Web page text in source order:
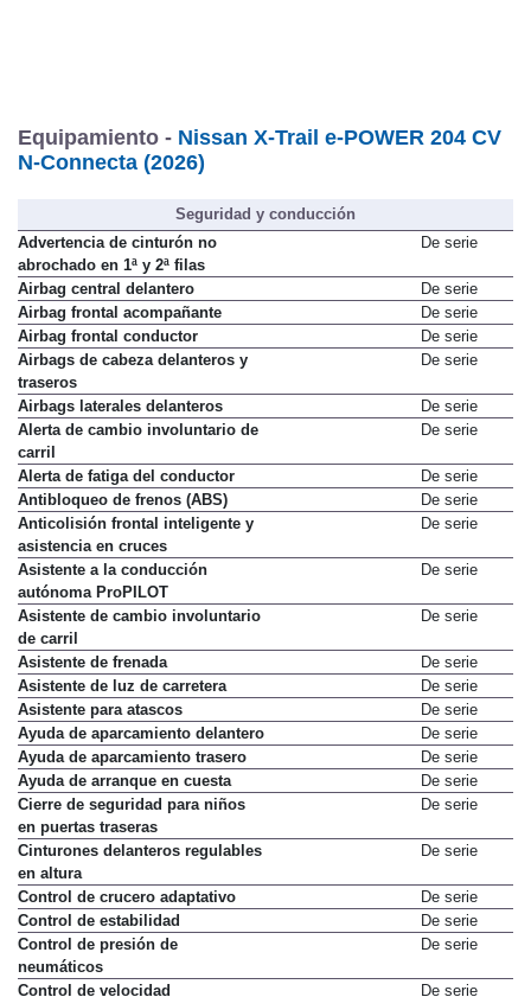
Equipamiento -Nissan X-Trail e-POWER 204 CV
N-Connecta (2026)
Seguridad y conducción
Advertencia de cinturón no
abrochado en 1ª y 2ª filas
Airbag central delantero
De serie
Airbag frontal acompañante
De serie
Airbag frontal conductor
De serie
Airbags de cabeza delanteros y
traseros
Airbags laterales delanteros
De serie
Alerta de cambio involuntario de
carril
Alerta de fatiga del conductor
De serie
Antibloqueo de frenos (ABS)
De serie
Anticolisión frontal inteligente y
asistencia en cruces
Asistente a la conducción
autónoma ProPILOT
Asistente de cambio involuntario
de carril
Asistente de frenada
De serie
Asistente de luz de carretera
De serie
Asistente para atascos
De serie
Ayuda de aparcamiento delantero
De serie
Ayuda de aparcamiento trasero
De serie
Ayuda de arranque en cuesta
De serie
Cierre de seguridad para niños
en puertas traseras
Cinturones delanteros regulables
en altura
Control de crucero adaptativo
De serie
Control de estabilidad
De serie
Control de presión de
neumáticos